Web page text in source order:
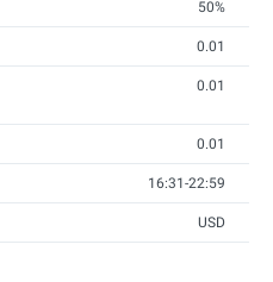
50%
0.01
0.01
0.01
16:31-22:59
USD